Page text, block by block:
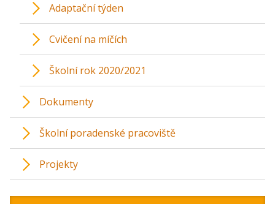
Adaptační týden
Cvičení na míčích
Školní rok 2020/2021
Dokumenty
Školní poradenské pracoviště
Projekty